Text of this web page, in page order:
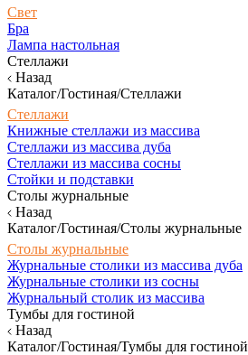
Свет
Бра
Лампа настольная
Стеллажи
Назад
Каталог/Гостиная/Стеллажи
Стеллажи
Книжные стеллажи из массива
Стеллажи из массива дуба
Стеллажи из массива сосны
Стойки и подставки
Столы журнальные
Назад
Каталог/Гостиная/Столы журнальные
Столы журнальные
Журнальные столики из массива дуба
Журнальные столики из сосны
Журнальный столик из массива
Тумбы для гостиной
Назад
Каталог/Гостиная/Тумбы для гостиной